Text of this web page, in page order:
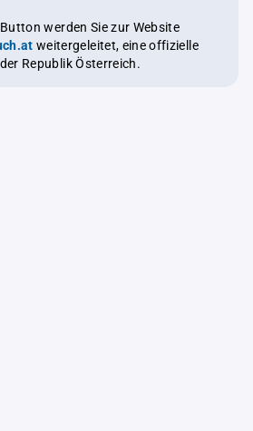
werden Sie zur Website
weitergeleitet, eine offizielle
Republik Österreich.